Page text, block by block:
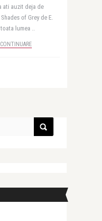
ati auzit deja de
of Grey de E.
lumea ..